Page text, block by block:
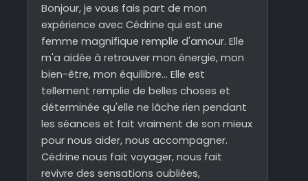
Bonjour, je vous fais part de mon
expérience avec Cédrine qui est une
femme magnifique remplie d'amour. Elle
m'a aidée à retrouver mon énergie, mon
bien-être, mon équilibre... Elle est
tellement remplie de belles choses et
déterminée qu'elle ne lâche rien pendant
les séances et fait vraiment de son mieux
pour nous aider, nous accompagner.
Cédrine nous fait voyager, nous fait
revivre des sensations oubliées,